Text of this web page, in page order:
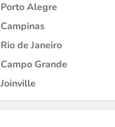
Porto Alegre
Campinas
Rio de Janeiro
Campo Grande
Joinville